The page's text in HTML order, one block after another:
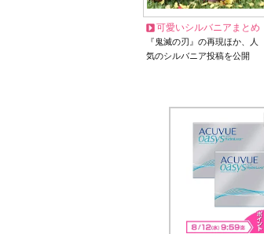
可愛いシルバニアまとめ
『鬼滅の刃』の再現ほか、人
気のシルバニア投稿を公開